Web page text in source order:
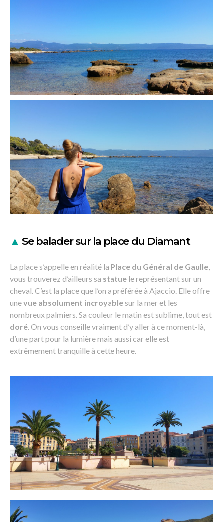
▲Se balader sur la place du Diamant
La place s’appelle en réalité la Place du Général de Gaulle,
vous trouverez d’ailleurs sa statue le représentant sur un
cheval. C’est la place que l’on a préférée à Ajaccio. Elle offre
unevue absolument incroyablesur la mer et les
nombreux palmiers. Sa couleur le matin est sublime, tout est
doré. On vous conseille vraiment d’y aller à ce moment-là,
d’une part pour la lumière mais aussi car elle est
extrêmement tranquille à cette heure.